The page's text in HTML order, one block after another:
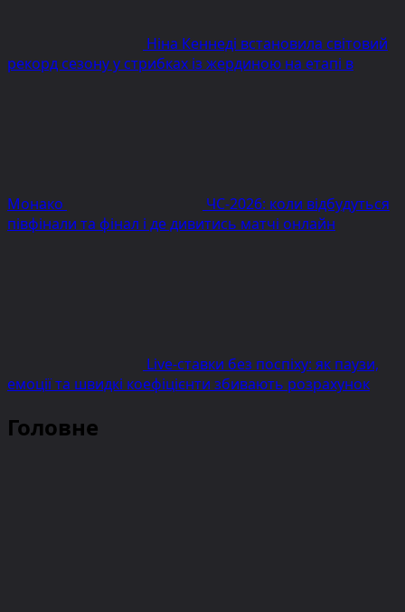
Ніна Кеннеді встановила світовий
рекорд сезону у стрибках із жердиною на етапі в
Монако
ЧС-2026: коли відбудуться
півфінали та фінал і де дивитись матчі онлайн
Live-ставки без поспіху: як паузи,
емоції та швидкі коефіцієнти збивають розрахунок
Головне